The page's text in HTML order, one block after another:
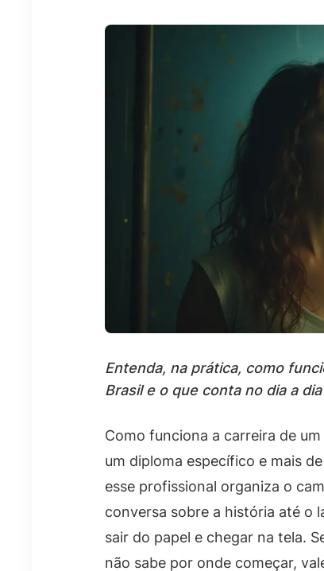
Entenda, na prática, como
Brasil e o que conta no dia a
Como funciona a carreira de
um diploma específico e mais
esse profissional organiza o
conversa sobre a história até o
sair do papel e chegar na tela.
não sabe por onde começar,